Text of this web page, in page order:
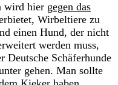
wird hier gegen das
Wirbeltiere zu
einen Hund, der nicht
werden muss,
Deutsche Schäferhunde
gehen. Man sollte